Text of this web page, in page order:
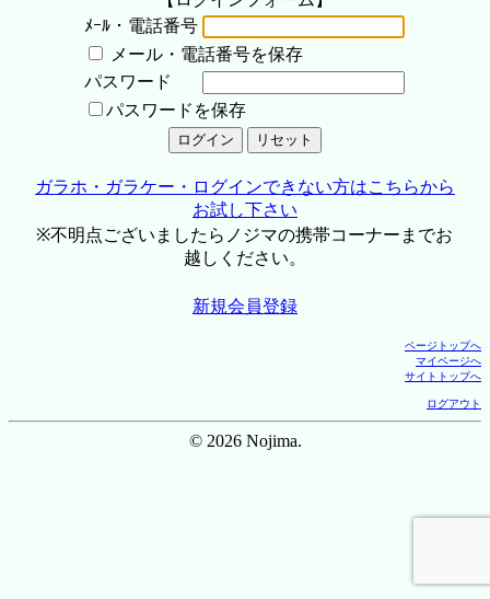
ﾒｰﾙ・電話番号
メール・電話番号を保存
パスワード
パスワードを保存
ガラホ・ガラケー・ログインできない方はこちらから
お試し下さい
※不明点ございましたらノジマの携帯コーナーまでお
越しください。
新規会員登録
ページトップへ
マイページへ
サイトトップへ
ログアウト
© 2026 Nojima.